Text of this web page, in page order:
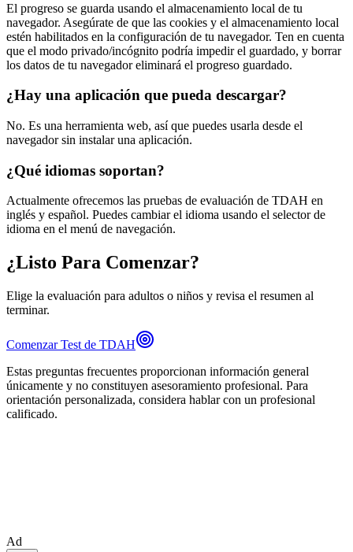
El progreso se guarda usando el almacenamiento local de tu
navegador. Asegúrate de que las cookies y el almacenamiento local
estén habilitados en la configuración de tu navegador. Ten en cuenta
que el modo privado/incógnito podría impedir el guardado, y borrar
los datos de tu navegador eliminará el progreso guardado.
¿Hay una aplicación que pueda descargar?
No. Es una herramienta web, así que puedes usarla desde el
navegador sin instalar una aplicación.
¿Qué idiomas soportan?
Actualmente ofrecemos las pruebas de evaluación de TDAH en
inglés y español. Puedes cambiar el idioma usando el selector de
idioma en el menú de navegación.
¿Listo Para Comenzar?
Elige la evaluación para adultos o niños y revisa el resumen al
terminar.
Comenzar Test de TDAH
Estas preguntas frecuentes proporcionan información general
únicamente y no constituyen asesoramiento profesional. Para
orientación personalizada, considera hablar con un profesional
calificado.
Ad